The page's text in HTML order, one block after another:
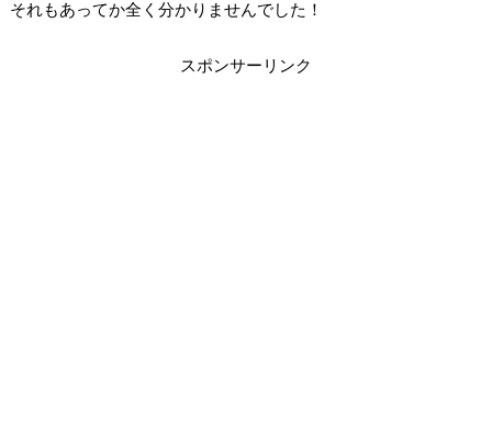
それもあってか全く分かりませんでした！
スポンサーリンク